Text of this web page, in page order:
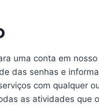
uma conta em
das senhas e
com qualquer
as atividades que